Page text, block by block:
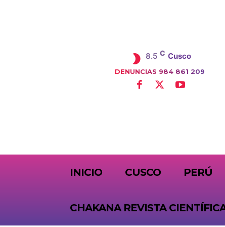
8.5 C Cusco
DENUNCIAS 984 861 209
INICIO CUSCO PERÚ
CHAKANA REVISTA